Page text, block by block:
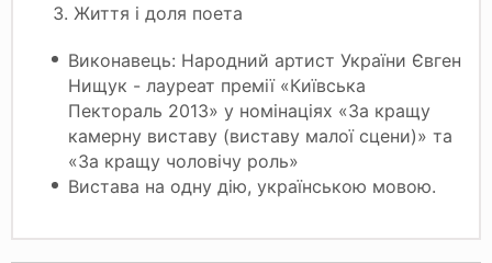
Життя і доля поета
Виконавець: Народний артист України Євген
Нищук - лауреат премії «Київська
Пектораль 2013» у номінаціях «За кращу
камерну виставу (виставу малої сцени)» та
«За кращу чоловічу роль»
Вистава на одну дію, українською мовою.